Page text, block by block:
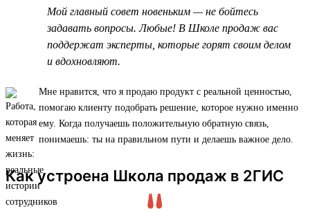
Мой главный совет новеньким — не бойтесь
задавать вопросы. Любые! В Школе продаж вас
поддержат эксперты, которые горят своим делом
и вдохновляют.
Мне нравится, что я продаю продукт с реальной ценностью,
помогаю клиенту подобрать решение, которое нужно именно
ему. Когда получаешь положительную обратную связь,
понимаешь: ты на правильном пути и делаешь важное дело.
Как устроена Школа продаж в 2ГИС